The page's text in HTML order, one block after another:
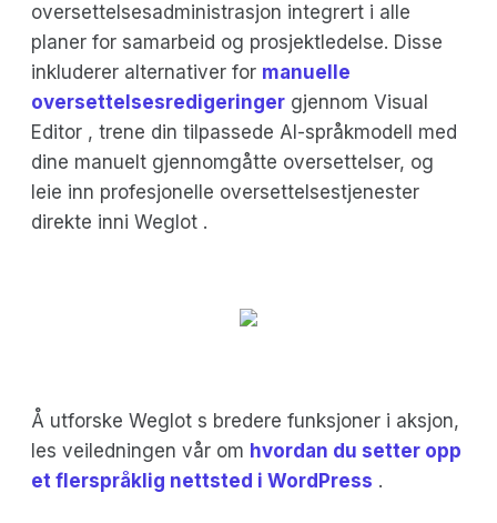
oversettelsesadministrasjon integrert i alle
planer for samarbeid og prosjektledelse. Disse
inkluderer alternativer for manuelle
oversettelsesredigeringer gjennom Visual
Editor , trene din tilpassede AI-språkmodell med
dine manuelt gjennomgåtte oversettelser, og
leie inn profesjonelle oversettelsestjenester
direkte inni Weglot .
Å utforske Weglot s bredere funksjoner i aksjon,
les veiledningen vår om hvordan du setter opp
et flerspråklig nettsted i WordPress .